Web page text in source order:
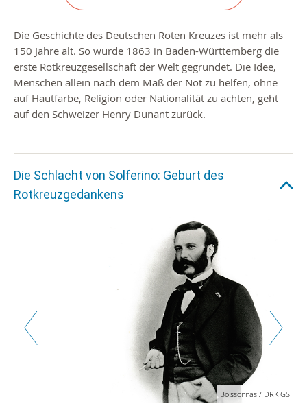
Die Geschichte des Deutschen Roten Kreuzes ist mehr als
150 Jahre alt. So wurde 1863 in Baden-Württemberg die
erste Rotkreuzgesellschaft der Welt gegründet. Die Idee,
Menschen allein nach dem Maß der Not zu helfen, ohne
auf Hautfarbe, Religion oder Nationalität zu achten, geht
auf den Schweizer Henry Dunant zurück.
Die Schlacht von Solferino: Geburt des
Rotkreuzgedankens
Zurück
Boissonnas / DRK GS
Weiter